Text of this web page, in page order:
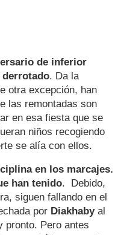
de inferior
derrotado. Da la
otra excepción, han
las remontadas son
en esa fiesta que se
niños recogiendo
se alía con ellos.
en los marcajes.
han tenido. Debido,
siguen fallando en el
por Diakhaby al
pronto. Pero antes